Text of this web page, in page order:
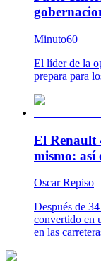
Minuto60
El líder de la
prepara para
El Renault
mismo: así
Oscar Repiso
Después de
convertido en
en las